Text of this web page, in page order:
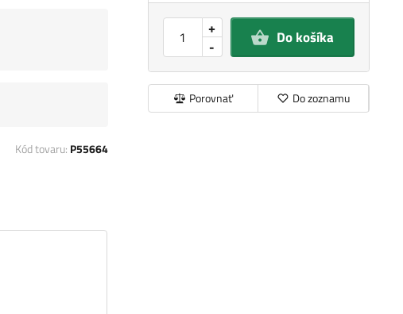
-
+ Do košíka
Porovnať Do zoznamu
Kód tovaru: P55664